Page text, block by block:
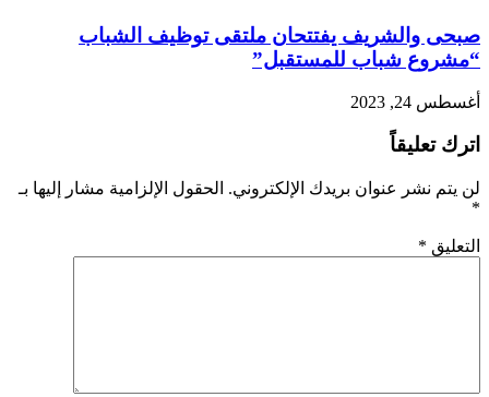
صبحى والشريف يفتتحان ملتقى توظيف الشباب
“مشروع شباب للمستقبل”
أغسطس 24, 2023
اترك تعليقاً
لن يتم نشر عنوان بريدك الإلكتروني. الحقول الإلزامية مشار إليها بـ
*
التعليق *